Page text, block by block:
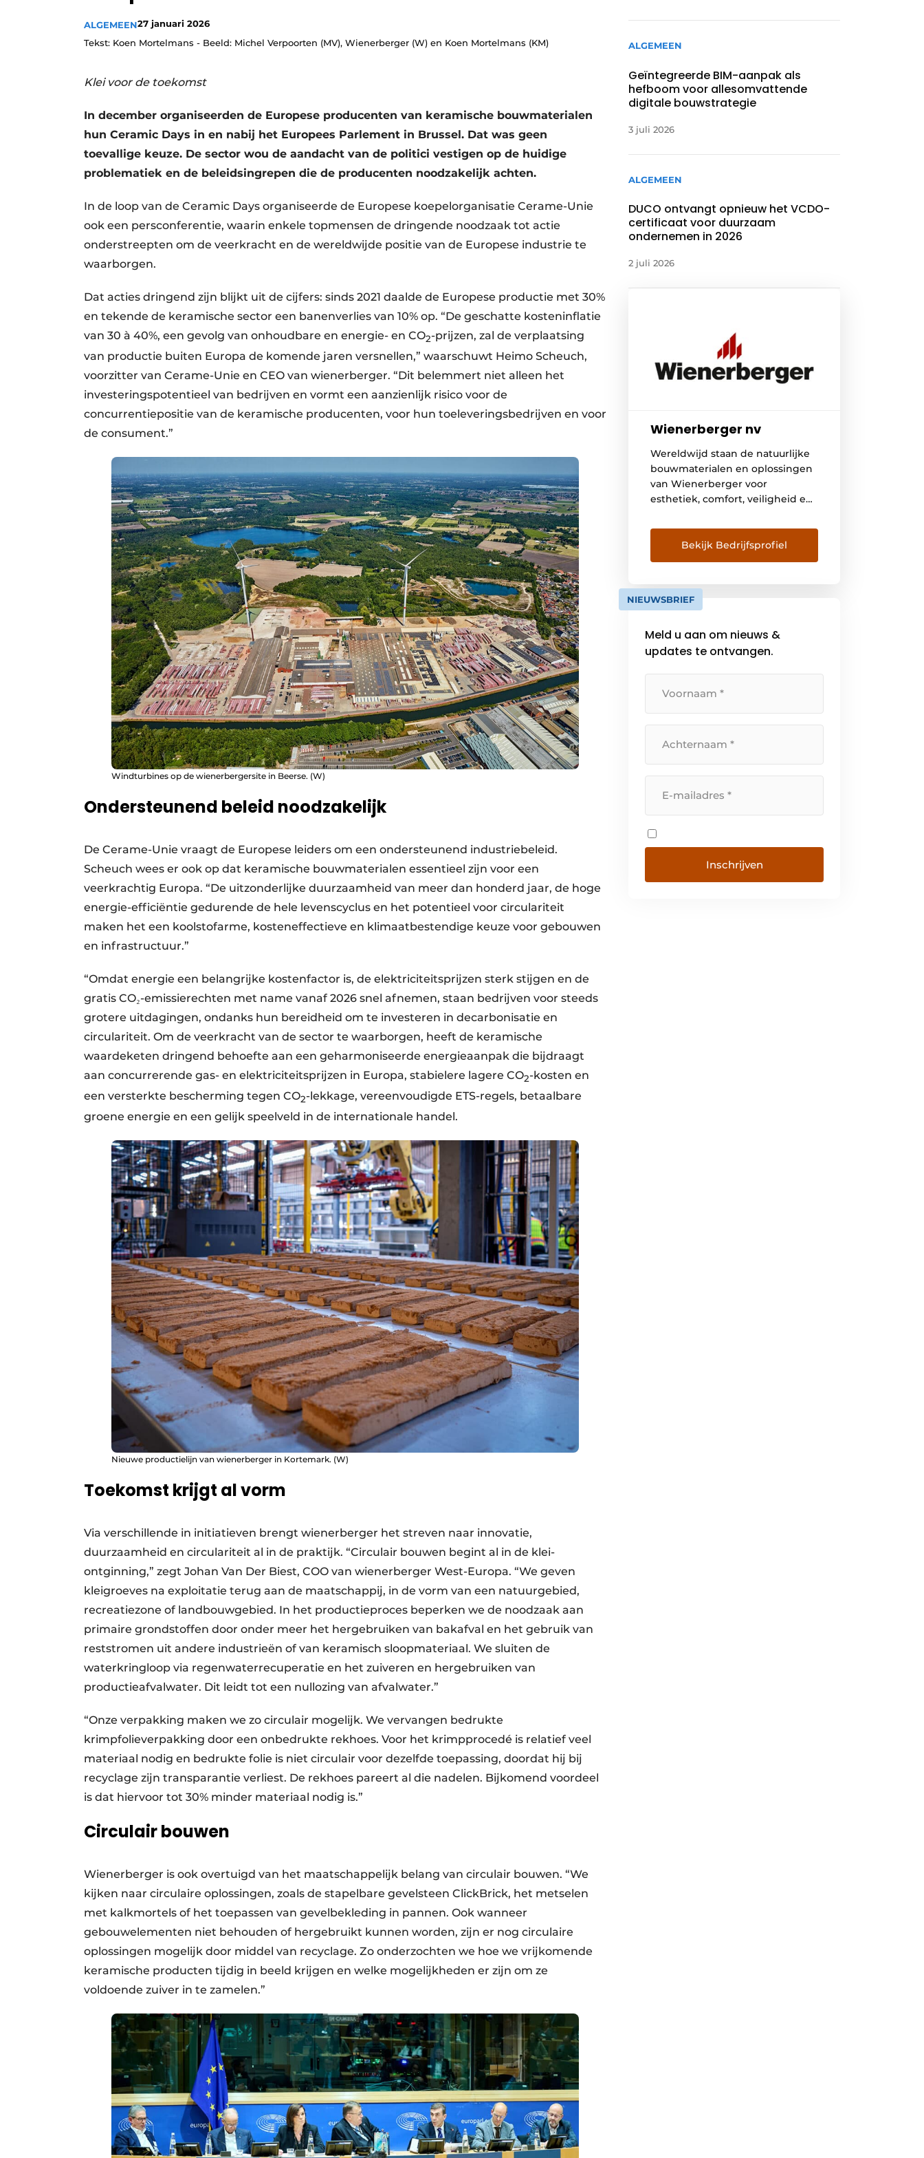
Vacatures
Aanmelden
Bedrijven
Bedrijven
Contact
ALGEMEEN27 januari 2026
Tekst: Koen Mortelmans - Beeld: Michel Verpoorten (MV), Wienerberger (W) en Koen Mortelmans (KM)
Klei voor de toekomst
In december organiseerden de Europese producenten van keramische bouwmaterialen
hun Ceramic Days in en nabij het Europees Parlement in Brussel. Dat was geen
toevallige keuze. De sector wou de aandacht van de politici vestigen op de huidige
problematiek en de beleidsingrepen die de producenten noodzakelijk achten.
In de loop van de Ceramic Days organiseerde de Europese koepelorganisatie Cerame-Unie
ook een persconferentie, waarin enkele topmensen de dringende noodzaak tot actie
onderstreepten om de veerkracht en de wereldwijde positie van de Europese industrie te
waarborgen.
Dat acties dringend zijn blijkt uit de cijfers: sinds 2021 daalde de Europese productie met 30%
en tekende de keramische sector een banenverlies van 10% op. “De geschatte kosteninflatie
van 30 à 40%, een gevolg van onhoudbare en energie- en CO2-prijzen, zal de verplaatsing
van productie buiten Europa de komende jaren versnellen,” waarschuwt Heimo Scheuch,
voorzitter van Cerame-Unie en CEO van wienerberger. “Dit belemmert niet alleen het
investeringspotentieel van bedrijven en vormt een aanzienlijk risico voor de
concurrentiepositie van de keramische producenten, voor hun toeleveringsbedrijven en voor
de consument.”
Windturbines op de wienerbergersite in Beerse. (W)
Ondersteunend beleid noodzakelijk
De Cerame-Unie vraagt de Europese leiders om een ondersteunend industriebeleid.
Scheuch wees er ook op dat keramische bouwmaterialen essentieel zijn voor een
veerkrachtig Europa. “De uitzonderlijke duurzaamheid van meer dan honderd jaar, de hoge
energie-efficiëntie gedurende de hele levenscyclus en het potentieel voor circulariteit
maken het een koolstofarme, kosteneffectieve en klimaatbestendige keuze voor gebouwen
en infrastructuur.”
“Omdat energie een belangrijke kostenfactor is, de elektriciteitsprijzen sterk stijgen en de
gratis CO₂-emissierechten met name vanaf 2026 snel afnemen, staan bedrijven voor steeds
grotere uitdagingen, ondanks hun bereidheid om te investeren in decarbonisatie en
circulariteit. Om de veerkracht van de sector te waarborgen, heeft de keramische
waardeketen dringend behoefte aan een geharmoniseerde energieaanpak die bijdraagt
aan concurrerende gas- en elektriciteitsprijzen in Europa, stabielere lagere CO2-kosten en
een versterkte bescherming tegen CO2-lekkage, vereenvoudigde ETS-regels, betaalbare
groene energie en een gelijk speelveld in de internationale handel.
Nieuwe productielijn van wienerberger in Kortemark. (W)
Toekomst krijgt al vorm
Via verschillende in initiatieven brengt wienerberger het streven naar innovatie,
duurzaamheid en circulariteit al in de praktijk. “Circulair bouwen begint al in de klei-
ontginning,” zegt Johan Van Der Biest, COO van wienerberger West-Europa. “We geven
kleigroeves na exploitatie terug aan de maatschappij, in de vorm van een natuurgebied,
recreatiezone of landbouwgebied. In het productieproces beperken we de noodzaak aan
primaire grondstoffen door onder meer het hergebruiken van bakafval en het gebruik van
reststromen uit andere industrieën of van keramisch sloopmateriaal. We sluiten de
waterkringloop via regenwaterrecuperatie en het zuiveren en hergebruiken van
productieafvalwater. Dit leidt tot een nullozing van afvalwater.”
“Onze verpakking maken we zo circulair mogelijk. We vervangen bedrukte
krimpfolieverpakking door een onbedrukte rekhoes. Voor het krimpprocedé is relatief veel
materiaal nodig en bedrukte folie is niet circulair voor dezelfde toepassing, doordat hij bij
recyclage zijn transparantie verliest. De rekhoes pareert al die nadelen. Bijkomend voordeel
is dat hiervoor tot 30% minder materiaal nodig is.”
Circulair bouwen
Wienerberger is ook overtuigd van het maatschappelijk belang van circulair bouwen. “We
kijken naar circulaire oplossingen, zoals de stapelbare gevelsteen ClickBrick, het metselen
met kalkmortels of het toepassen van gevelbekleding in pannen. Ook wanneer
gebouwelementen niet behouden of hergebruikt kunnen worden, zijn er nog circulaire
oplossingen mogelijk door middel van recyclage. Zo onderzochten we hoe we vrijkomende
keramische producten tijdig in beeld krijgen en welke mogelijkheden er zijn om ze
voldoende zuiver in te zamelen.”
ALGEMEEN
Geïntegreerde BIM-aanpak als
hefboom voor allesomvattende
digitale bouwstrategie
3 juli 2026
ALGEMEEN
DUCO ontvangt opnieuw het VCDO-
certificaat voor duurzaam
ondernemen in 2026
2 juli 2026
Wienerberger nv
Wereldwijd staan de natuurlijke
bouwmaterialen en oplossingen
van Wienerberger voor
esthetiek, comfort, veiligheid en
binnenmuurstenen,
kleidakpannen, gevelstenen en
kleiklinkers worden op de markt
merknamen Porotherm, Koramic
en Terca.
Bekijk Bedrijfsprofiel
NIEUWSBRIEF
Meld u aan om nieuws &
updates te ontvangen.